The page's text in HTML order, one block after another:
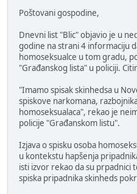
Poštovani gospodine,
Dnevni list "Blic" objavio je u
godine na strani 4 informaciju
homoseksualce u tom gradu,
"Građanskog lista" u policiji.
"Imamo spisak skinhedsa u
spiskove narkomana,
homoseksualaca", rekao je
policije "Građanskom listu".
Izjava o spisku osoba
u kontekstu hapšenja
isti izvor rekao da su prpadnici
spiska pripadnika skinheds